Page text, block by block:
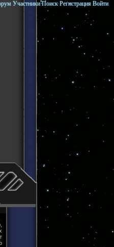
Участники Поиск Регистрация Войти